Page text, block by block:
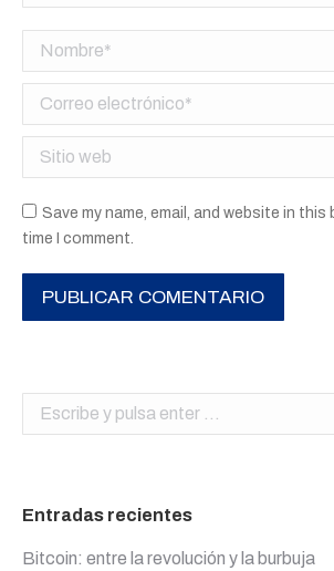
Nombre *
Correo electrónico *
Sitio web
Save my name, email, and website in
time I comment.
PUBLICAR COMENTARIO
Buscar:
Entradas recientes
Bitcoin: entre la revolución y la burbuja